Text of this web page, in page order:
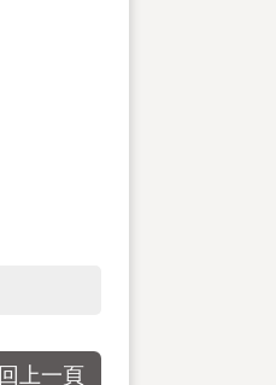
回上一頁